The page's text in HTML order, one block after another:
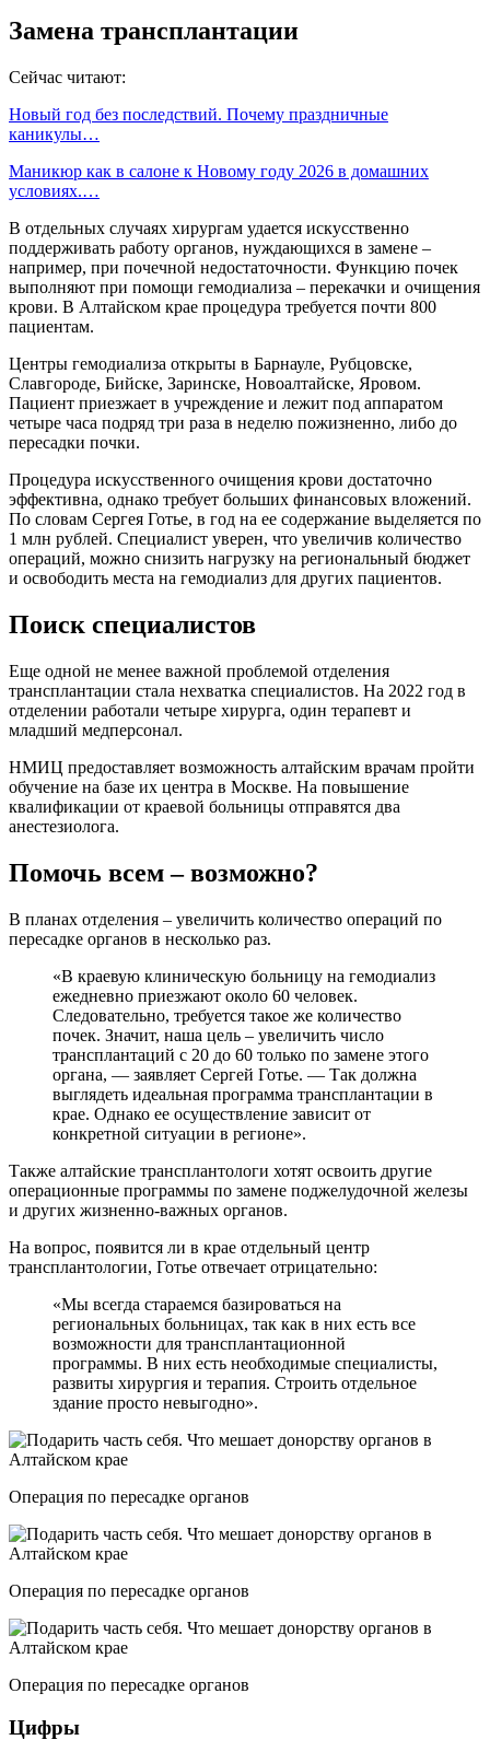
Замена трансплантации
Сейчас читают:
Новый год без последствий. Почему праздничные
каникулы…
Маникюр как в салоне к Новому году 2026 в домашних
условиях.…
В отдельных случаях хирургам удается искусственно
поддерживать работу органов, нуждающихся в замене –
например, при почечной недостаточности. Функцию почек
выполняют при помощи гемодиализа – перекачки и очищения
крови. В Алтайском крае процедура требуется почти 800
пациентам.
Центры гемодиализа открыты в Барнауле, Рубцовске,
Славгороде, Бийске, Заринске, Новоалтайске, Яровом.
Пациент приезжает в учреждение и лежит под аппаратом
четыре часа подряд три раза в неделю пожизненно, либо до
пересадки почки.
Процедура искусственного очищения крови достаточно
эффективна, однако требует больших финансовых вложений.
По словам Сергея Готье, в год на ее содержание выделяется по
1 млн рублей. Специалист уверен, что увеличив количество
операций, можно снизить нагрузку на региональный бюджет
и освободить места на гемодиализ для других пациентов.
Поиск специалистов
Еще одной не менее важной проблемой отделения
трансплантации стала нехватка специалистов. На 2022 год в
отделении работали четыре хирурга, один терапевт и
младший медперсонал.
НМИЦ предоставляет возможность алтайским врачам пройти
обучение на базе их центра в Москве. На повышение
квалификации от краевой больницы отправятся два
анестезиолога.
Помочь всем – возможно?
В планах отделения – увеличить количество операций по
пересадке органов в несколько раз.
«В краевую клиническую больницу на гемодиализ
ежедневно приезжают около 60 человек.
Следовательно, требуется такое же количество
почек. Значит, наша цель – увеличить число
трансплантаций с 20 до 60 только по замене этого
органа, — заявляет Сергей Готье. — Так должна
выглядеть идеальная программа трансплантации в
крае. Однако ее осуществление зависит от
конкретной ситуации в регионе».
Также алтайские трансплантологи хотят освоить другие
операционные программы по замене поджелудочной железы
и других жизненно-важных органов.
На вопрос, появится ли в крае отдельный центр
трансплантологии, Готье отвечает отрицательно:
«Мы всегда стараемся базироваться на
региональных больницах, так как в них есть все
возможности для трансплантационной
программы. В них есть необходимые специалисты,
развиты хирургия и терапия. Строить отдельное
здание просто невыгодно».
Операция по пересадке органов
Операция по пересадке органов
Операция по пересадке органов
Цифры